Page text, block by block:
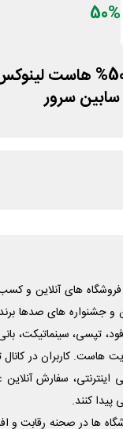
50%
کد تخفیف 50% هاست
سابین سرور
های آنلاین و
جشنواره های صدها برند
تپسی، سینماتیکت،
‌هاست. کاربران در
سفارش آنلاین
کنند.
ها در صحنه رقابت و